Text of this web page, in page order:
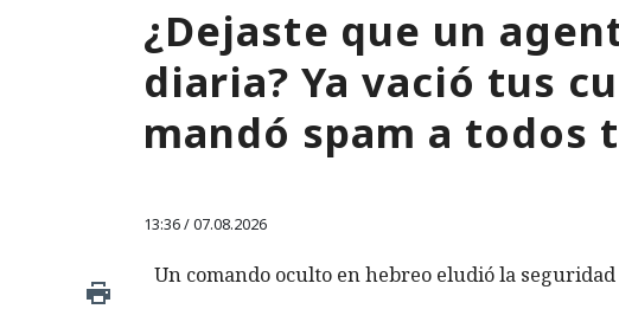
¿Dejaste que un
diaria? Ya vació tus
mandó spam a todos
13:36 / 07.08.2026
Un comando oculto en hebreo eludió la